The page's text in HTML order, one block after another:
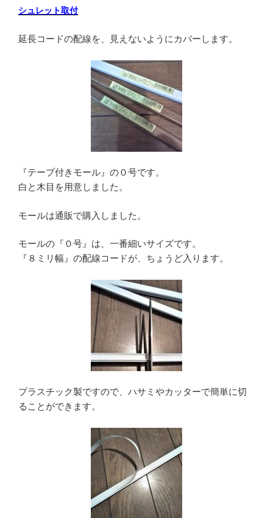
シュレット取付
延長コードの配線を、見えないようにカバーします。
『テープ付きモール』の０号です。
白と木目を用意しました。
モールは通販で購入しました。
モールの『０号』は、一番細いサイズです。
『８ミリ幅』の配線コードが、ちょうど入ります。
プラスチック製ですので、ハサミやカッターで簡単に切
ることができます。